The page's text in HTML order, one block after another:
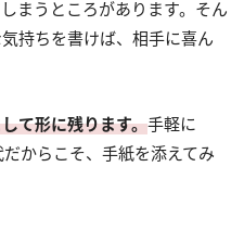
まうところがあります。そん
持ちを書けば、相手に喜ん
て形に残ります。手軽に
からこそ、手紙を添えてみ